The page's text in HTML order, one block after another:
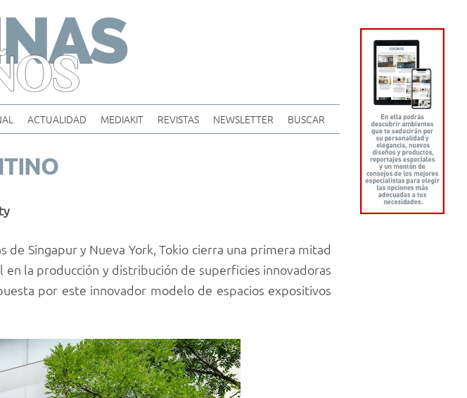
ACTUALIDAD MEDIAKIT REVISTAS NEWSLETTER BUSCAR
de Singapur y Nueva York, Tokio cierra una primera mitad
en la producción y distribución de superficies innovadoras
por este innovador modelo de espacios expositivos